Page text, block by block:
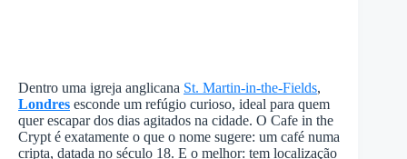
Dentro uma igreja anglicana St. Martin-in-the-Fields,
Londres esconde um refúgio curioso, ideal para quem
quer escapar dos dias agitados na cidade. O Cafe in the
Crypt é exatamente o que o nome sugere: um café numa
cripta, datada no século 18. E o melhor: tem localização